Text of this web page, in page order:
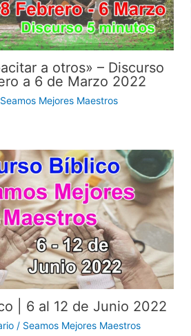
a otros» – Discurso
a 6 de Marzo 2022
Seamos Mejores Maestros
| 6 al 12 de Junio 2022
/ Seamos Mejores Maestros